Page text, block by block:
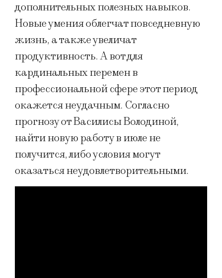
дополнительных полезных навыков.
Новые умения облегчат повседневную
жизнь, а также увеличат
продуктивность. А вот для
кардинальных перемен в
профессиональной сфере этот период
окажется неудачным. Согласно
прогнозу от Василисы Володиной,
найти новую работу в июле не
получится, либо условия могут
оказаться неудовлетворительными.